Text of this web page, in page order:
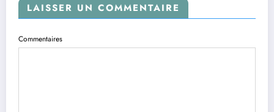
LAISSER UN COMMENTAIRE
Commentaires